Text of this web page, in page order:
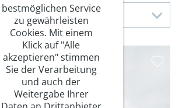
Sortierung
Sortieren nach
bestmöglichen Service
zu gewährleisten
Cookies. Mit einem
Klick auf "Alle
akzeptieren" stimmen
Sie der Verarbeitung
und auch der
Weitergabe Ihrer